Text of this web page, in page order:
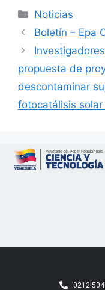
Noticias
Boletín – Epa
propuesta de
descontaminar
fotocatálisis solar
0212